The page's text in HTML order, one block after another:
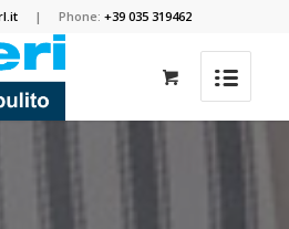
| Phone:+39 035 319462